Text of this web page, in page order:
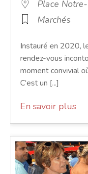
Place
Marchés
Instauré en 2020,
rendez-vous
moment convivial
C'est un [...]
En savoir plus